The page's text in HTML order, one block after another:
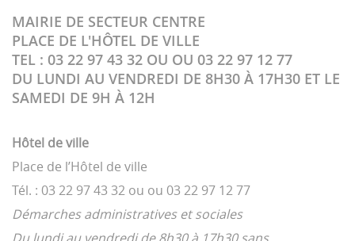
MAIRIE DE SECTEUR CENTRE
PLACE DE L'HÔTEL DE VILLE
TEL : 03 22 97 43 32 OU OU 03 22 97 12 77
DU LUNDI AU VENDREDI DE 8H30 À 17H30 ET LE
SAMEDI DE 9H À 12H
Hôtel de ville
Place de l’Hôtel de ville
Tél. : 03 22 97 43 32 ou ou 03 22 97 12 77
Démarches administratives et sociales